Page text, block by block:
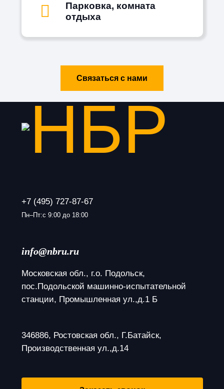
Парковка, комната
отдыха
Связаться с нами
+7 (495) 727-87-67
Пн–Пт:с 9:00 до 18:00
info@nbru.ru
Московская обл., г.о. Подольск,
пос.Подольской машинно-испытательной
станции, Промышленная ул.,д.1 Б
346886, Ростовская обл., Г.Батайск,
Производственная ул.,д.14